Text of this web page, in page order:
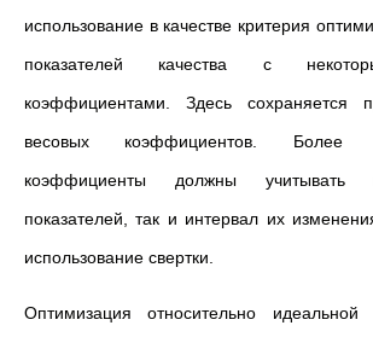
использование в качестве критерия
показателей качества с
коэффициентами. Здесь сохраняется
весовых коэффициентов. Более
коэффициенты должны учитывать
показателей, так и интервал их
использование свертки.
Оптимизация относительно идеальной